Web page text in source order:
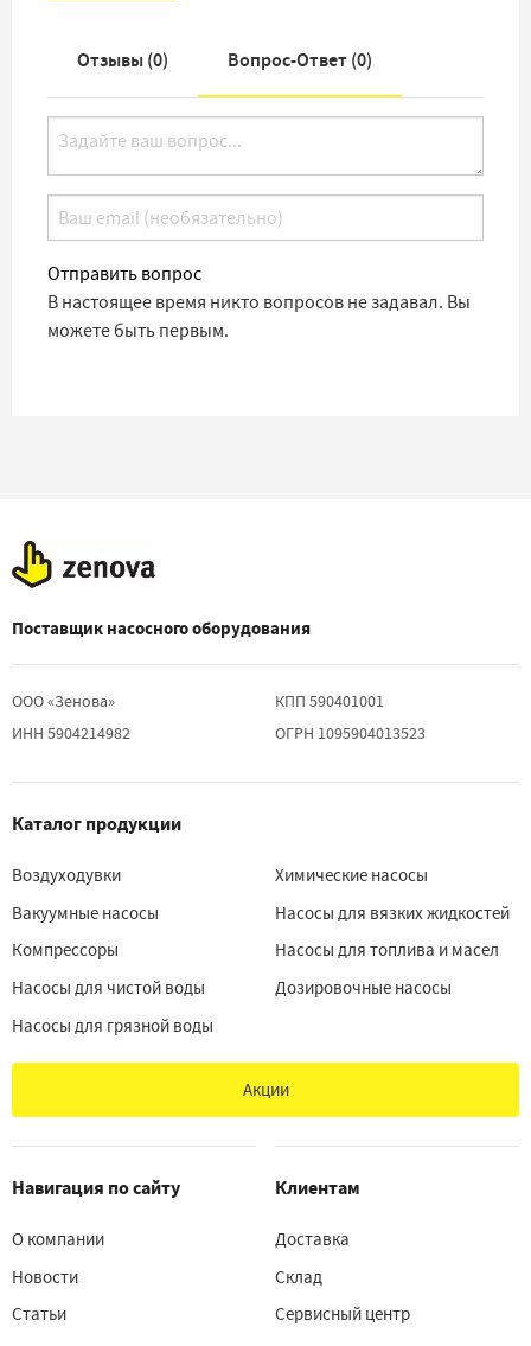
Отзывы (0) Вопрос-Ответ (0)
Отправить вопрос
В настоящее время никто вопросов не задавал. Вы
можете быть первым.
Поставщик насосного оборудования
ООО «Зенова»
ИНН 5904214982
КПП 590401001
ОГРН 1095904013523
Каталог продукции
Воздуходувки
Вакуумные насосы
Компрессоры
Насосы для чистой воды
Насосы для грязной воды
Химические насосы
Насосы для вязких жидкостей
Насосы для топлива и масел
Дозировочные насосы
Акции
Навигация по сайту
О компании
Новости
Статьи
Клиентам
Доставка
Склад
Сервисный центр